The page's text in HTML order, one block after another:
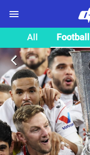
All Football
arrow_back_ios